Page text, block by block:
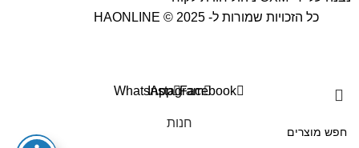
כל הזכויות שמורות ל- HAONLINE © 2025
Facebook
Instagram
WhatsApp
חנות